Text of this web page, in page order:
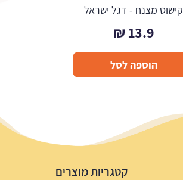
קישוט מצנח - דגל ישראל
13.9
₪
הוספה לסל
קטגריות מוצרים